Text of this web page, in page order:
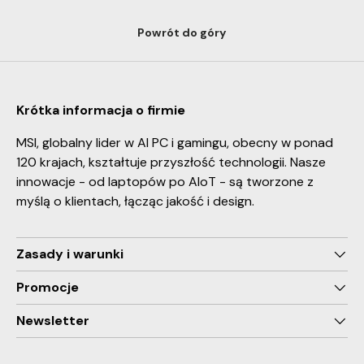
Powrót do góry
Krótka informacja o firmie
MSI, globalny lider w AI PC i gamingu, obecny w ponad
120 krajach, kształtuje przyszłość technologii. Nasze
innowacje - od laptopów po AIoT - są tworzone z
myślą o klientach, łącząc jakość i design.
Zasady i warunki
Promocje
Newsletter